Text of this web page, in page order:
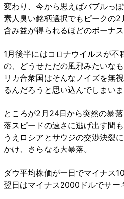
変わり、今から思えばバブルっ
素人臭い銘柄選択でもピークの
含み益が得られるほどのボーナス
1月後半にはコロナウイルスが不
の、どうせただの風邪みたいな
リカ合衆国はそんなノイズを無
るんだろうと思い込んでしまいま
ところが2月24日から突然の暴
落スピードの速さに逃げ出す間
うえロシアとサウジの交渉決裂
かけ、さらなる大暴落。
ダウ平均株価が一日でマイナス
翌日はマイナス2000ドルでサー